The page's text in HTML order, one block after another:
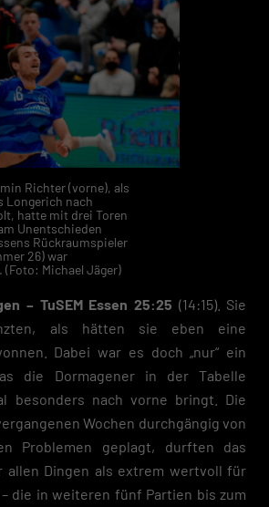
Richter (vorne), als
Longerich nach
hatte mit drei Toren
Unentschieden
Rückraumspieler
26) war
Michael Jäger)
– TuSEM Essen 25:25 (14:15). Sie
als hätten sie eben eine
Dabei war es doch „nur“ ein
die Dormagener in der Tabelle
besonders nach vorne bringt. Die
Wochen durchgängig von
Problemen geplagt, durften das
allen Dingen als extrem wertvoll für
die in weiteren fünf Partien bis zum